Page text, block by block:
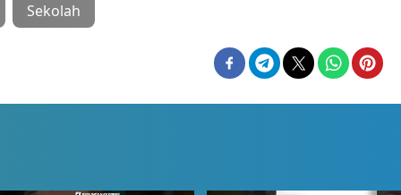
Sekolah